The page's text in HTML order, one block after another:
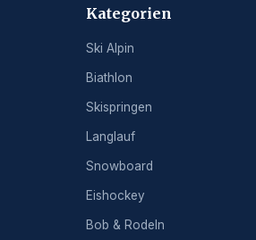
Kategorien
Ski Alpin
Biathlon
Skispringen
Langlauf
Snowboard
Eishockey
Bob & Rodeln